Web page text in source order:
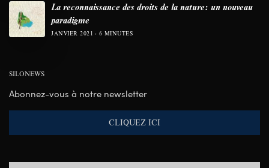
La reconnaissance des droits de la nature: un nouveau
paradigme
JANVIER 2021 6 MINUTES
SILONEWS
Abonnez-vous à notre newsletter
CLIQUEZ ICI